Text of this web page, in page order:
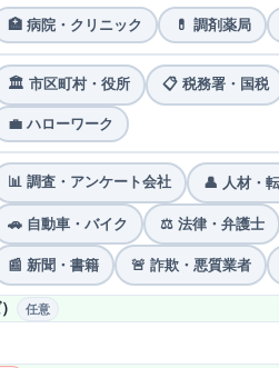
🏥 病院・クリニック 💊 調剤薬局
🏛 市区町村・役所 📋 税務署・国税
💼 ハローワーク
📊 調査・アンケート会社 👤 人材・
🚗 自動車・バイク ⚖️ 法律・弁護士
📰 新聞・書籍 🚨 詐欺・悪質業者
任意